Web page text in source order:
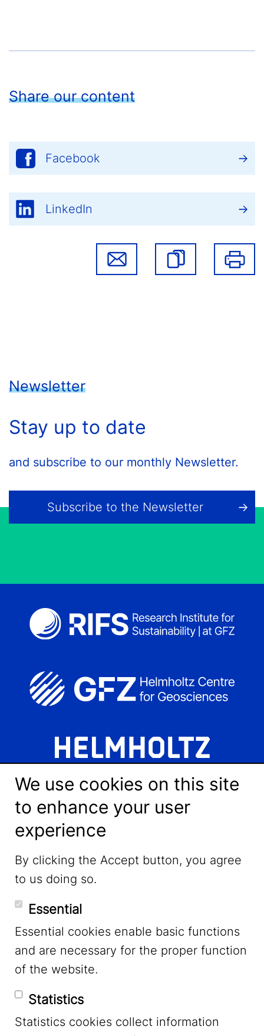
Share our content
Facebook
LinkedIn
Newsletter
Stay up to date
and subscribe to our monthly Newsletter.
Subscribe to the Newsletter
LinkedIn
YouTube
Mastodon
We use cookies on this site
to enhance your user
experience
By clicking the Accept button, you agree
to us doing so.
Essential
Essential cookies enable basic functions
and are necessary for the proper function
of the website.
Statistics
Statistics cookies collect information